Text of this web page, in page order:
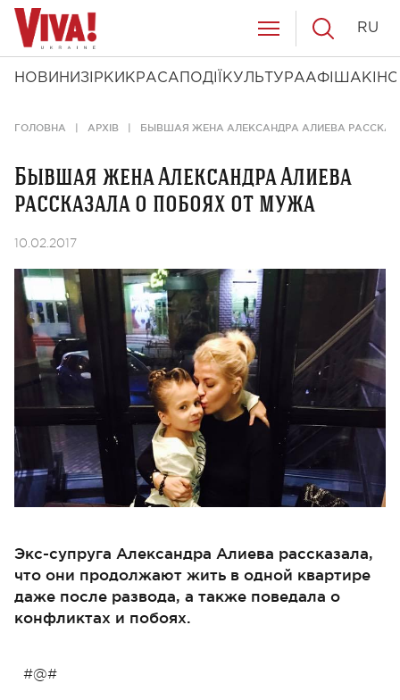
НОВИНИ ЗІРКИ КРАСА ПОДІЇ КУЛЬТУРААФІША КІНО
RU
ГОЛОВНА АРХІВ БЫВШАЯ ЖЕНА АЛЕКСАНДРА АЛИЕВА
Бывшая жена Александра Алиева
рассказала о побоях от мужа
10.02.2017
Экс-супруга Александра Алиева рассказала,
что они продолжают жить в одной квартире
даже после развода, а также поведала о
конфликтах и побоях.
#@#